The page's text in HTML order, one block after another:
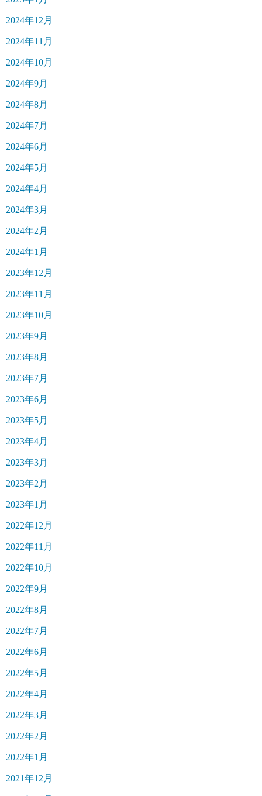
2024年12月
2024年11月
2024年10月
2024年9月
2024年8月
2024年7月
2024年6月
2024年5月
2024年4月
2024年3月
2024年2月
2024年1月
2023年12月
2023年11月
2023年10月
2023年9月
2023年8月
2023年7月
2023年6月
2023年5月
2023年4月
2023年3月
2023年2月
2023年1月
2022年12月
2022年11月
2022年10月
2022年9月
2022年8月
2022年7月
2022年6月
2022年5月
2022年4月
2022年3月
2022年2月
2022年1月
2021年12月